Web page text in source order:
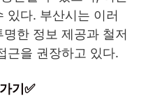
있다. 부산시는 이러
한 정보 제공과 철저
근을 권장하고 있다.
기✅